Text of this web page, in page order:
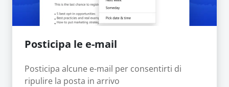
Posticipa le e-mail
Posticipa alcune e-mail per consentirti di
ripulire la posta in arrivo